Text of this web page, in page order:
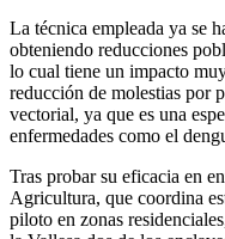
La técnica empleada ya se
obteniendo reducciones
lo cual tiene un impacto
reducción de molestias por
vectorial, ya que es una
enfermedades como el
Tras probar su eficacia en
Agricultura, que coordina
piloto en zonas